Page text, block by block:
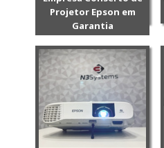
Projetor Epson em
Garantia